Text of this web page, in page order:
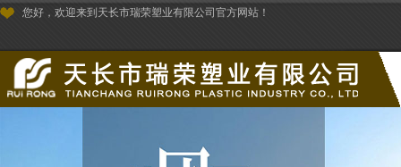
您好，欢迎来到天长市瑞荣塑业有限公司官方网站！